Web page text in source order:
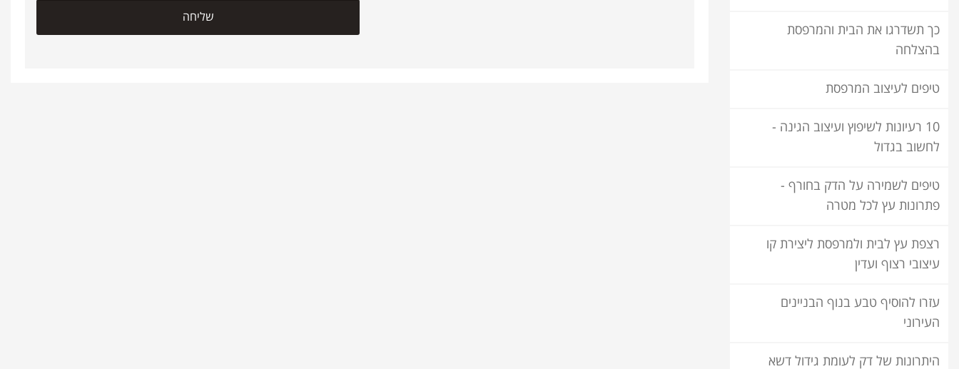
כך תשדרגו את הבית והמרפסת
בהצלחה
טיפים לעיצוב המרפסת
10 רעיונות לשיפוץ ועיצוב הגינה -
לחשוב בגדול
טיפים לשמירה על הדק בחורף -
פתרונות עץ לכל מטרה
רצפת עץ לבית ולמרפסת ליצירת קו
עיצובי רצוף ועדין
עזרו להוסיף טבע בנוף הבניינים
העירוני
היתרונות של דק לעומת גידול דשא